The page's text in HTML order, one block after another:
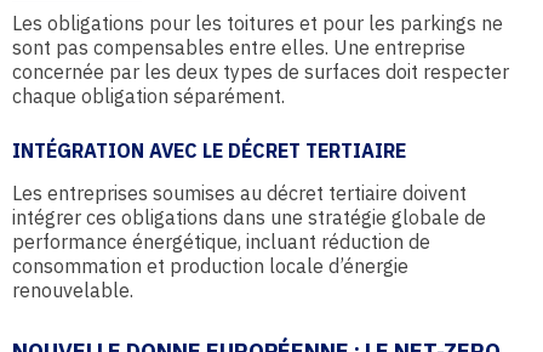
Les obligations pour les toitures et pour les parkings ne
sont pas compensables entre elles. Une entreprise
concernée par les deux types de surfaces doit respecter
chaque obligation séparément.
INTÉGRATION AVEC LE DÉCRET TERTIAIRE
Les entreprises soumises au décret tertiaire doivent
intégrer ces obligations dans une stratégie globale de
performance énergétique, incluant réduction de
consommation et production locale d’énergie
renouvelable.